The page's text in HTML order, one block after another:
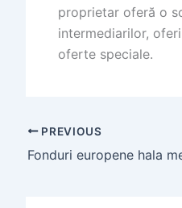
proprietar oferă o
intermediarilor,
oferte speciale.
PREVIOUS
Fonduri europene hala